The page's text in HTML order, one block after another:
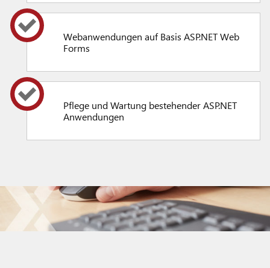
Webanwendungen auf Basis ASP.NET Web
Forms
Pflege und Wartung bestehender ASP.NET
Anwendungen